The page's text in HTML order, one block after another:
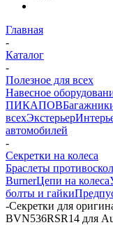
Главная
-
Каталог
-
Полезное для всех
Навесное
ПИКАПОВ
всехЭкстерьер
автомобилей
-
Секретки на колеса
Браслеты
BurnerЦепи на колеса
болты и гайки
-Секретки для
BVN536RSR14 для